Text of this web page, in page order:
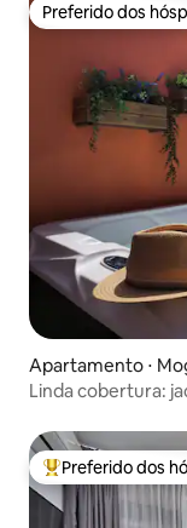
Preferido dos
Preferido dos
Apartamento ⋅
Linda cobertura:
Entre os melhores
Preferido dos